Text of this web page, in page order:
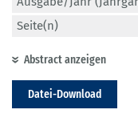
Seite(n)
Abstract anzeigen
Datei-Download